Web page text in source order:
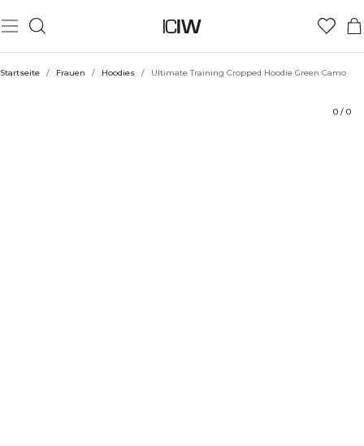
Startseite / Frauen / Hoodies / Ultimate Training Cropped Hoodie Green Camo
0 / 0